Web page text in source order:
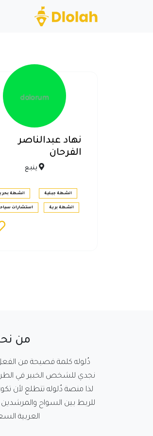
نهاد عبدالناصر
الفرحان
ينبع
انشطة جبلية انشطة
انشطة برية استشارات
من
دُلوله كلمة فصيحة من
نجدي للشخص الخبير في
لذا منصة دٌلوله تتطلع لأن
للربط بين السواح
العربية